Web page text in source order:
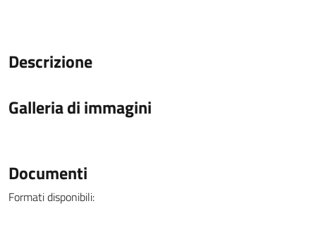
Descrizione
Galleria di immagini
Documenti
Formati disponibili: